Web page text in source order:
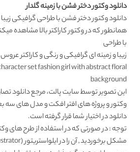
دانلود وکتور دختر فشن با زمینه گلدار
دانلود وکتوردختر فشن با طراحی گرافیکی
همانطور که دروکتور کاراکتربالا مشاهده
با طراحی
زیبا و زمینه ای گرافیکی و رنگی و کاراکتر عروس
set fashion girl with abstract floral
background
این تصویر توسطسایت پالت، مرجع دانلود
وکتور و پروژه های افتر افکت و مدل های سه
دانلود در اختیار شما قرار گرفته است.
توجه : در صورتی که در استفاده از طرح های